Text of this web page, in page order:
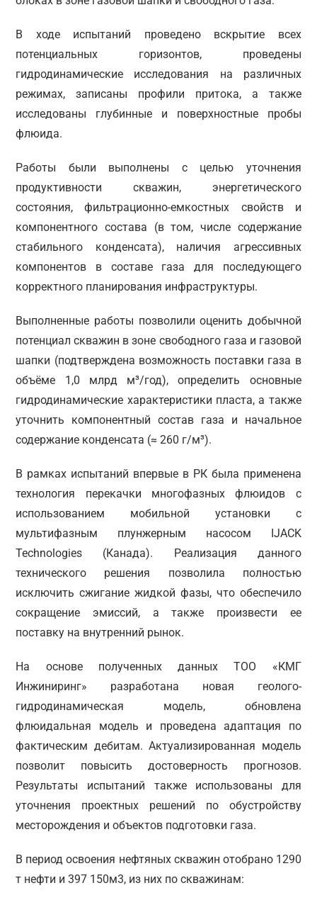
В ходе испытаний проведено вскрытие всех
потенциальных горизонтов, проведены
гидродинамические исследования на различных
режимах, записаны профили притока, а также
исследованы глубинные и поверхностные пробы
флюида.
Работы были выполнены с целью уточнения
продуктивности скважин, энергетического
состояния, фильтрационно-емкостных свойств и
компонентного состава (в том, числе содержание
стабильного конденсата), наличия агрессивных
компонентов в составе газа для последующего
корректного планирования инфраструктуры.
Выполненные работы позволили оценить добычной
потенциал скважин в зоне свободного газа и газовой
шапки (подтверждена возможность поставки газа в
объёме 1,0 млрд м³/год), определить основные
гидродинамические характеристики пласта, а также
уточнить компонентный состав газа и начальное
содержание конденсата (≈ 260 г/м³).
В рамках испытаний впервые в РК была применена
технология перекачки многофазных флюидов с
использованием мобильной установки с
мультифазным плунжерным насосом IJACK
Technologies (Канада). Реализация данного
технического решения позволила полностью
исключить сжигание жидкой фазы, что обеспечило
сокращение эмиссий, а также произвести ее
поставку на внутренний рынок.
На основе полученных данных ТОО «КМГ
Инжиниринг» разработана новая геолого-
гидродинамическая модель, обновлена
флюидальная модель и проведена адаптация по
фактическим дебитам. Актуализированная модель
позволит повысить достоверность прогнозов.
Результаты испытаний также использованы для
уточнения проектных решений по обустройству
месторождения и объектов подготовки газа.
В период освоения нефтяных скважин отобрано 1290
т нефти и 397 150м3, из них по скважинам: